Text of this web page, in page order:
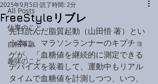
All Posts
仕事のこと
自転車旅
趣味のこと
FreeStyleリブレ
2025年9月5日 読了時間: 2分
先日読んだ脂質起動（山田悟 著）とい
う本に、マラソンランナーのキプチョ
ゲが、「血糖値を継続的に測定できる
デバイスを装着して、運動中もリアル
タイムで血糖値を計測しつつ、いつ、